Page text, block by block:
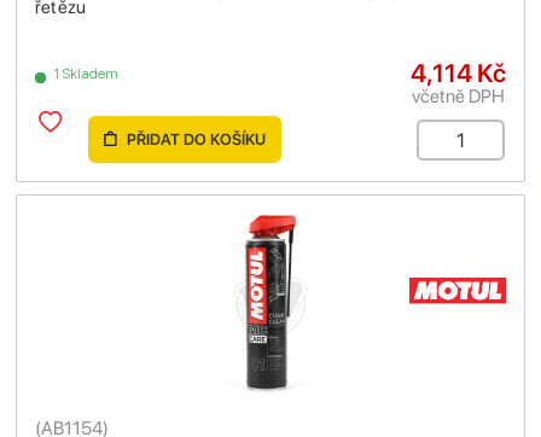
řetězu
1 Skladem 4,114 Kč
včetně DPH
PŘIDAT DO KOŠÍKU
(AB1154)